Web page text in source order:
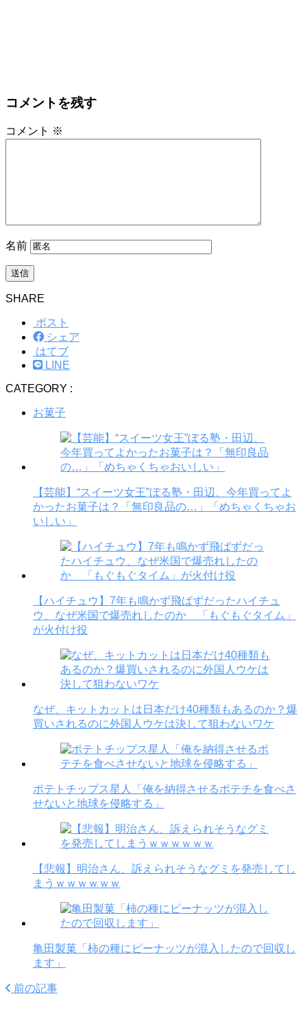
コメントを残す
コメント ※
名前
SHARE
ポスト
シェア
はてブ
LINE
CATEGORY :
お菓子
【芸能】“スイーツ女王”ぼる塾・田辺、今年買ってよ
かったお菓子は？「無印良品の…」「めちゃくちゃお
いしい」
【ハイチュウ】7年も鳴かず飛ばずだったハイチュ
ウ、なぜ米国で爆売れしたのか 「もぐもぐタイム」
が火付け役
なぜ、キットカットは日本だけ40種類もあるのか？爆
買いされるのに外国人ウケは決して狙わないワケ
ポテトチップス星人「俺を納得させるポテチを食べさ
せないと地球を侵略する」
【悲報】明治さん、訴えられそうなグミを発売してし
まうｗｗｗｗｗｗ
亀田製菓「柿の種にピーナッツが混入したので回収し
ます」
前の記事